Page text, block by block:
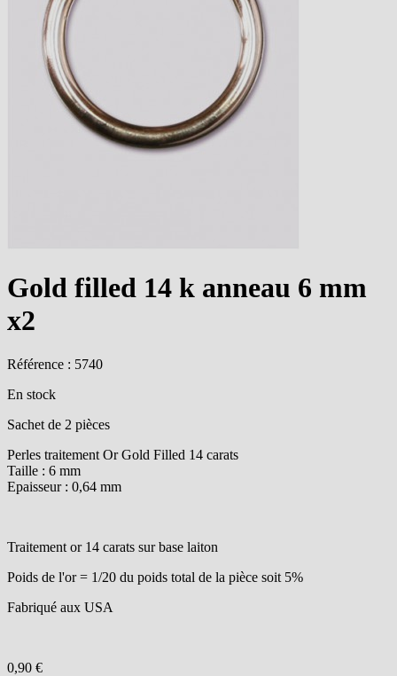
Gold filled 14 k anneau 6 mm
x2
Référence : 5740
En stock
Sachet de 2 pièces
Perles traitement Or Gold Filled 14 carats
Taille : 6 mm
Epaisseur : 0,64 mm
Traitement or 14 carats sur base laiton
Poids de l'or = 1/20 du poids total de la pièce soit 5%
Fabriqué aux USA
0,90 €